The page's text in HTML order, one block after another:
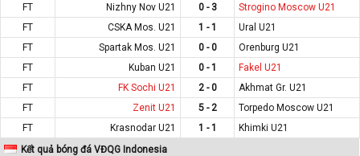
FT
Nizhny Nov U21 0 - 3
Strogino Moscow U21
FT
CSKA Mos. U21 1 - 1
Ural U21
FT
Spartak Mos. U21 0 - 0
Orenburg U21
FT
Kuban U21 0 - 1
Fakel U21
FT
FK Sochi U21 2 - 0
Akhmat Gr. U21
FT
Zenit U21 5 - 2
Torpedo Moscow U21
FT
Krasnodar U21 1 - 1
Khimki U21
Kết quả bóng đá VĐQG Indonesia